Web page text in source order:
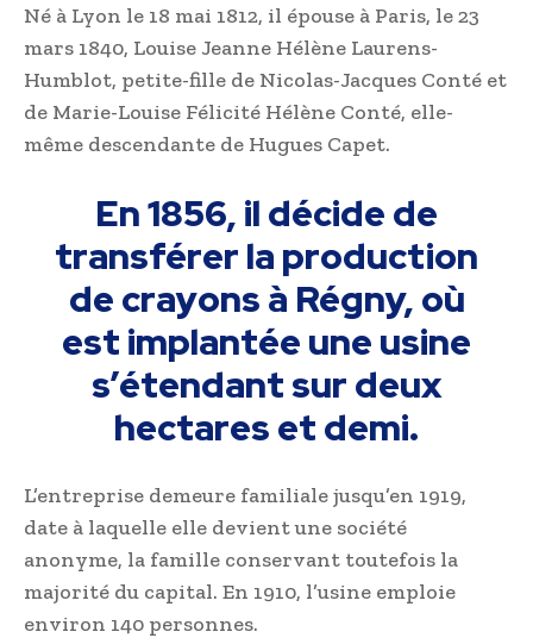
Né à Lyon le 18 mai 1812, il épouse à Paris, le 23
mars 1840, Louise Jeanne Hélène Laurens-
Humblot, petite-fille de Nicolas-Jacques Conté et
de Marie-Louise Félicité Hélène Conté, elle-
même descendante de Hugues Capet.
En 1856, il décide de
transférer la production
de crayons à Régny, où
est implantée une usine
s’étendant sur deux
hectares et demi.
L’entreprise demeure familiale jusqu’en 1919,
date à laquelle elle devient une société
anonyme, la famille conservant toutefois la
majorité du capital. En 1910, l’usine emploie
environ 140 personnes.